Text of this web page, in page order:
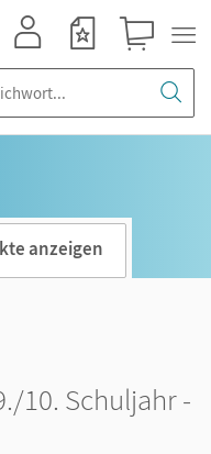
anzeigen
10. Schuljahr -